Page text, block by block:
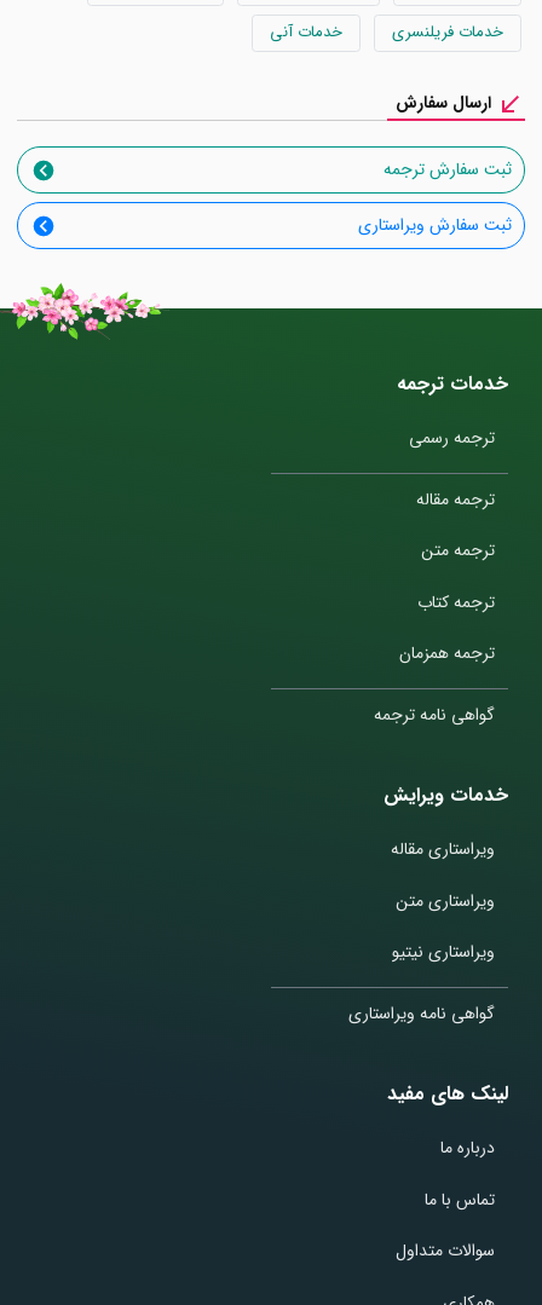
خدمات فریلنسری
خدمات آنی
ارسال سفارش
ثبت سفارش ترجمه
ثبت سفارش ویراستاری
خدمات ترجمه
ترجمه رسمی
ترجمه مقاله
ترجمه متن
ترجمه کتاب
ترجمه همزمان
گواهی نامه ترجمه
خدمات ویرایش
ویراستاری مقاله
ویراستاری متن
ویراستاری نیتیو
گواهی نامه ویراستاری
لینک های مفید
درباره ما
تماس با ما
سوالات متداول